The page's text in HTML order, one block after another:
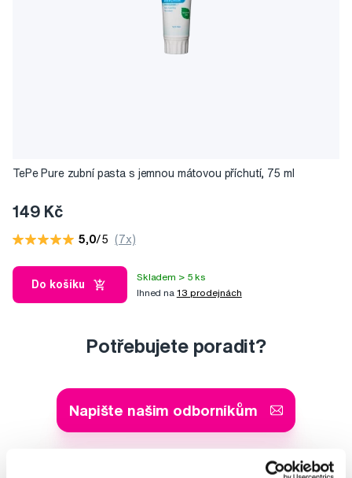
TePe Pure zubní pasta s jemnou mátovou příchutí, 75 ml
149 Kč
5,0/5 (7x)
Do košíku
Skladem > 5 ks
Ihned na 13 prodejnách
Potřebujete poradit?
Napište našim odborníkům